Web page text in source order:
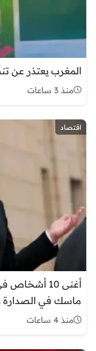
المغرب يعتذر عن
منذ 3 ساعات
اقتصاد
ماسك في الصدارة
منذ 4 ساعات